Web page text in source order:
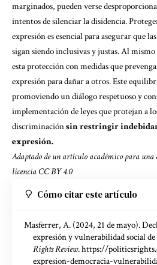
marginados, pueden verse
intentos de silenciar la disidencia.
expresión es esencial para asegurar que
sigan siendo inclusivas y justas. Al
esta protección con medidas que
expresión para dañar a otros. Este
promoviendo un diálogo respetuoso y
implementación de leyes que protejan a
discriminaciónsin restringir
expresión.
Adaptado de un artículo académico para una
licencia CC BY 4.0
Cómo citar este artículo
Masferrer, A. (2024, 21 de mayo).
expresión y vulnerabilidad social
Rights Review.https://
expresion-democracia-